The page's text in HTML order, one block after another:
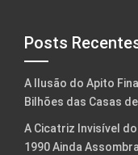
Posts
A Ilusão do Apito
Bilhões das Casas
A Cicatriz Invisível
1990 Ainda